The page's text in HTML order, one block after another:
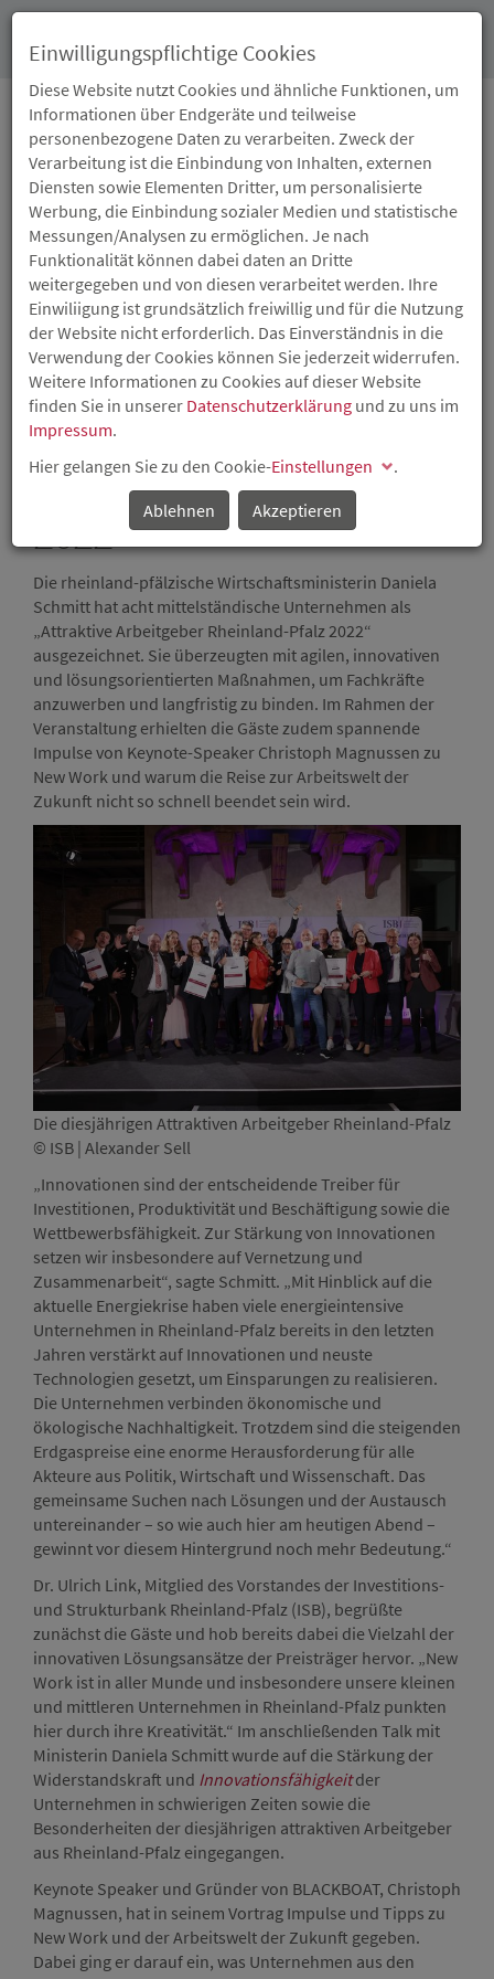
10.11.2022
VON INNOVATIONEN,
NEW WORK UND EINER
NIE ENDENDEN REISE –
8 AUSZEICHNUNGEN
ALS „ATTRAKTIVER
ARBEITGEBER
RHEINLAND-PFALZ
2022“
Die rheinland-pfälzische Wirtschaftsministerin Daniela
Schmitt hat acht mittelständische Unternehmen als
„Attraktive Arbeitgeber Rheinland-Pfalz 2022“
ausgezeichnet. Sie überzeugten mit agilen, innovativen
und lösungsorientierten Maßnahmen, um Fachkräfte
anzuwerben und langfristig zu binden. Im Rahmen der
Veranstaltung erhielten die Gäste zudem spannende
Impulse von Keynote-Speaker Christoph Magnussen zu
New Work und warum die Reise zur Arbeitswelt der
Zukunft nicht so schnell beendet sein wird.
Die diesjährigen Attraktiven Arbeitgeber Rheinland-Pfalz
© ISB | Alexander Sell
„Innovationen sind der entscheidende Treiber für
Investitionen, Produktivität und Beschäftigung sowie die
Wettbewerbsfähigkeit. Zur Stärkung von Innovationen
setzen wir insbesondere auf Vernetzung und
Zusammenarbeit“, sagte Schmitt. „Mit Hinblick auf die
aktuelle Energiekrise haben viele energieintensive
Unternehmen in Rheinland-Pfalz bereits in den letzten
Jahren verstärkt auf Innovationen und neuste
Technologien gesetzt, um Einsparungen zu realisieren.
Die Unternehmen verbinden ökonomische und
ökologische Nachhaltigkeit. Trotzdem sind die steigenden
Erdgaspreise eine enorme Herausforderung für alle
Akteure aus Politik, Wirtschaft und Wissenschaft. Das
gemeinsame Suchen nach Lösungen und der Austausch
untereinander – so wie auch hier am heutigen Abend –
gewinnt vor diesem Hintergrund noch mehr Bedeutung.“
Dr. Ulrich Link, Mitglied des Vorstandes der Investitions-
und Strukturbank Rheinland-Pfalz (ISB), begrüßte
zunächst die Gäste und hob bereits dabei die Vielzahl der
innovativen Lösungsansätze der Preisträger hervor. „New
Work ist in aller Munde und insbesondere unsere kleinen
und mittleren Unternehmen in Rheinland-Pfalz punkten
hier durch ihre Kreativität.“ Im anschließenden Talk mit
Ministerin Daniela Schmitt wurde auf die Stärkung der
Widerstandskraft und Innovationsfähigkeitder
Unternehmen in schwierigen Zeiten sowie die
Besonderheiten der diesjährigen attraktiven Arbeitgeber
aus Rheinland-Pfalz eingegangen.
Keynote Speaker und Gründer von BLACKBOAT, Christoph
Magnussen, hat in seinem Vortrag Impulse und Tipps zu
New Work und der Arbeitswelt der Zukunft gegeben.
Dabei ging er darauf ein, was Unternehmen aus den
Einwilligungspflichtige Cookies
Diese Website nutzt Cookies und ähnliche Funktionen, um
Informationen über Endgeräte und teilweise
personenbezogene Daten zu verarbeiten. Zweck der
Verarbeitung ist die Einbindung von Inhalten, externen
Diensten sowie Elementen Dritter, um personalisierte
Werbung, die Einbindung sozialer Medien und statistische
Messungen/Analysen zu ermöglichen. Je nach
Funktionalität können dabei daten an Dritte
weitergegeben und von diesen verarbeitet werden. Ihre
Einwiliigung ist grundsätzlich freiwillig und für die Nutzung
der Website nicht erforderlich. Das Einverständnis in die
Verwendung der Cookies können Sie jederzeit widerrufen.
Weitere Informationen zu Cookies auf dieser Website
finden Sie in unserer Datenschutzerklärung und zu uns im
Impressum.
Hier gelangen Sie zu den Cookie-Einstellungen
.
Ablehnen
Akzeptieren